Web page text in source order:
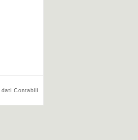
Contabili